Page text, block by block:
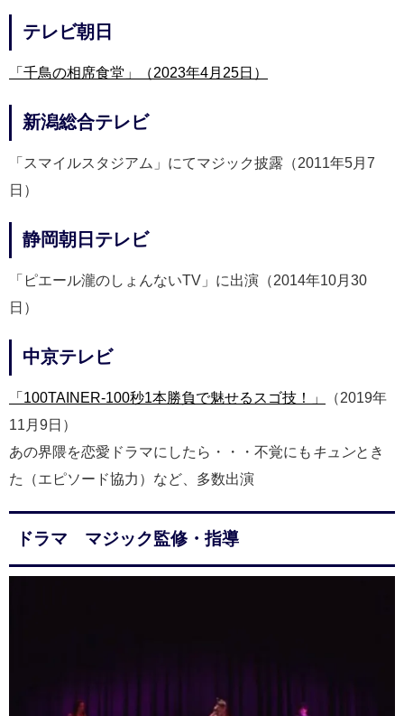
テレビ朝日
「千鳥の相席食堂」（2023年4月25日）
新潟総合テレビ
「スマイルスタジアム」にてマジック披露（2011年5月7
日）
静岡朝日テレビ
「ピエール瀧のしょんないTV」に出演（2014年10月30
日）
中京テレビ
「100TAINER-100秒1本勝負で魅せるスゴ技！」
（2019年
11月9日）
あの界隈を恋愛ドラマにしたら・・・不覚にも キュンとき
た（エピソード協力）など、多数出演
ドラマ マジック監修・指導